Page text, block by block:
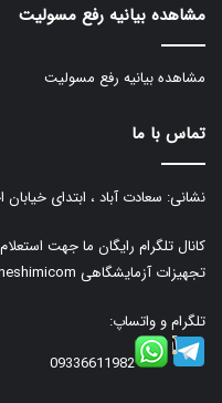
مشاهده بیانیه رفع مسولیت
مشاهده بیانیه رفع مسولیت
تماس با ما
نشانی: سعادت آباد ، ابتدای خیابان
کانال تلگرام رایگان ما جهت
تجهیزات آزمایشگاهی
تلگرام و واتساپ:
09336611982